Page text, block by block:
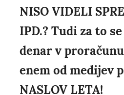
NISO VIDELI
IPD.? Tudi za to
denar v
enem od medijev
NASLOV LETA!